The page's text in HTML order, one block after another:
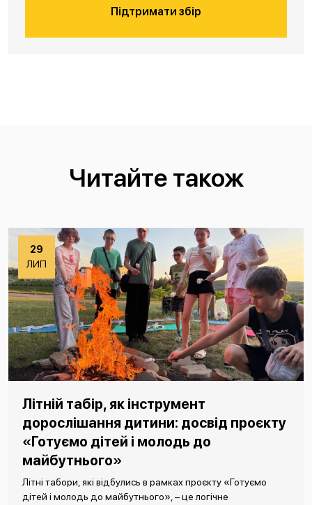
Підтримати збір
Читайте також
29
ЛИП
Літній табір, як інструмент
дорослішання дитини: досвід проєкту
«Готуємо дітей і молодь до
майбутнього»
Літні табори, які відбулись в рамках проєкту «Готуємо
дітей і молодь до майбутнього», – це логічне